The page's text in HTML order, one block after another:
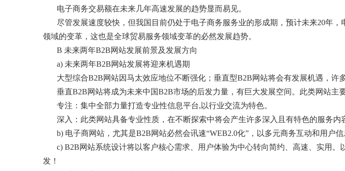
电子商务交易额在未来几年高速发展的趋势显而易见。
尽管发展速度较快，但我国目前仍处于电子商务服务业的形成期，预计未来20年
领域的变革，这也是全球贸易服务领域变革的必然发展趋势。
B 未来两年B2B网站发展前景及发展方向
a) 未来两年B2B网站发展将迎来机遇期
大型综合B2B网站因马太效应地位不断强化；垂直型B2B网站将会有发展机遇，许
垂直B2B网站将成为未来中国B2B市场的后发力量，有巨大发展空间。此类网站主
专注：集中全部力量打造专业性信息平台,以行业交流为特色。
深入：此类网站具备专业性质，在不断探索中将会产生许多深入且有特色的服务内
b) 电子商网站，尤其是B2B网站必然会讯速“WEB2.0化”，以多元商务互动和用户
c) B2B网站系统设计将以客户核心需求、用户体验为中心转向简约、高速、实用
发！